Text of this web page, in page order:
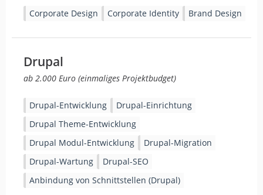
Corporate Design Corporate Identity Brand Design
Drupal
ab 2.000 Euro (einmaliges Projektbudget)
Drupal-Entwicklung
Drupal-Einrichtung
Drupal Theme-Entwicklung
Drupal Modul-Entwicklung
Drupal-Migration
Drupal-Wartung
Drupal-SEO
Anbindung von Schnittstellen (Drupal)